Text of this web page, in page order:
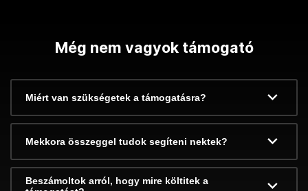
Még nem vagyok támogató
Miért van szükségetek a támogatásra?
Mekkora összeggel tudok segíteni nektek?
Beszámoltok arról, hogy mire költitek a